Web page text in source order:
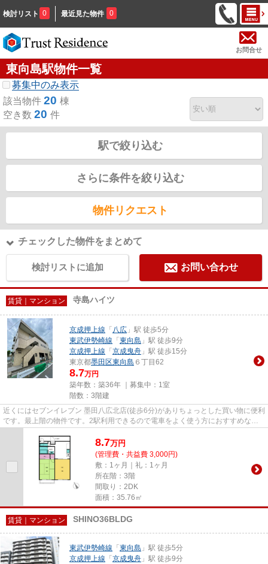
検討リスト 0 最近見た物件 0
お問合せ
東向島駅物件一覧
募集中のみ表示
該当物件 20 棟
空き数 20 件
駅で絞り込む
さらに条件を絞り込む
物件リクエスト
チェックした物件をまとめて
検討リストに追加 お問い合わせ
賃貸｜マンション 寺島ハイツ
京成押上線 「 八広 」駅 徒歩5分
東武伊勢崎線 「 東向島 」駅 徒歩9分
京成押上線 「 京成曳舟 」駅 徒歩15分
東京都墨田区東向島 ６丁目62
8.7万円
築年数：築36年 ｜募集中： 1室
階数：3階建
近くにはセブンイレブン 墨田八広北店(徒歩6分)がありちょっとした買い物に便利
です。最上階の物件です。2駅利用できるので電車をよく使う方におすすめな物
8.7万円
(管理費・共益費 3,000円)
敷：1ヶ月｜礼：1ヶ月
所在階：3階
間取り：2DK
面積：35.76㎡
賃貸｜マンション SHINO36BLDG
東武伊勢崎線 「 東向島 」駅 徒歩5分
京成押上線 「 京成曳舟 」駅 徒歩9分